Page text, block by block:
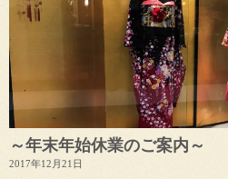
～年末年始休業のご案内～
2017年12月21日